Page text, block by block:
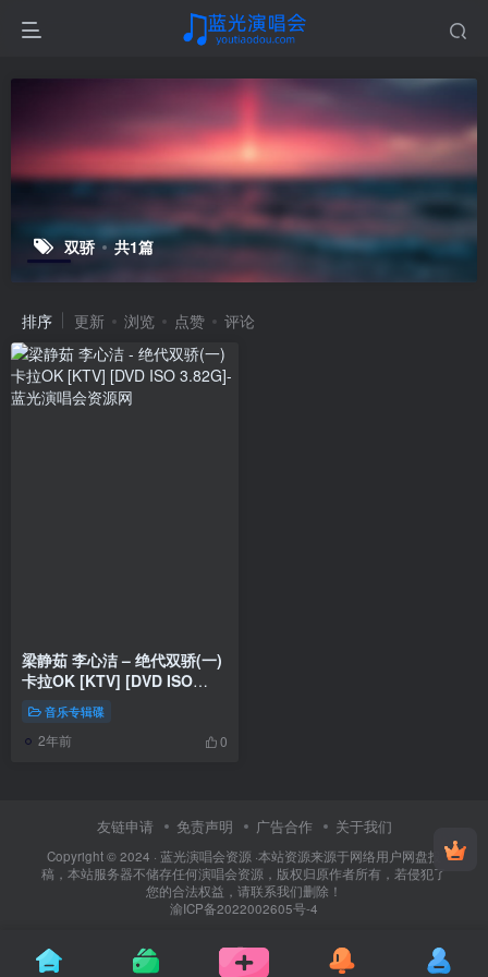
双骄 共1篇
排序 更新 浏览 点赞 评论
梁静茹 李心洁 – 绝代双骄(一)
卡拉OK [KTV] [DVD ISO
3.82G]
音乐专辑碟
2年前 0
友链申请 免责声明 广告合作 关于我们
Copyright © 2024 · 蓝光演唱会资源 ·本站资源来源于网络用户网盘投
稿，本站服务器不储存任何演唱会资源，版权归原作者所有，若侵犯了
您的合法权益，请联系我们删除！
渝ICP备2022002605号-4